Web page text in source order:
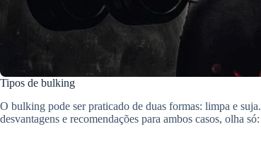
Tipos de bulking
O bulking pode ser praticado de duas formas: limpa e
desvantagens e recomendações para ambos casos, olha só: